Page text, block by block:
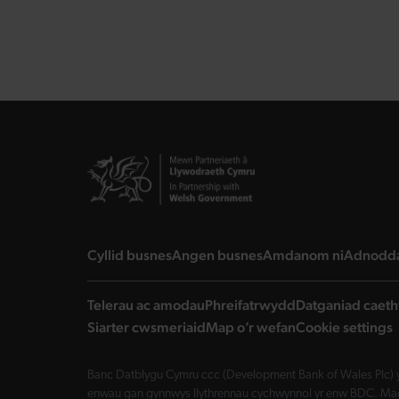
Cyllid busneslanding page
Angen busneslanding page
Amdanom nilanding
Telerau ac amodauPhreifatrwyddDatganiad
Siarter cwsmeriaidMap o’r wefanCookie settings
Banc Datblygu Cymru ccc (Development Bank of Wales
enwau gan gynnwys llythrennau cychwynnol yr enw BDC.